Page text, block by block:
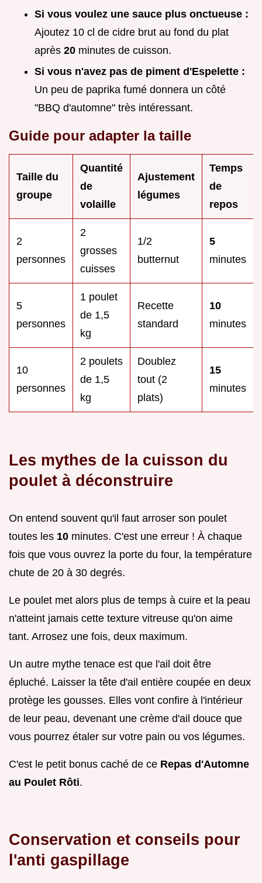
Si vous voulez une sauce plus onctueuse :
Ajoutez 10 cl de cidre brut au fond du plat
après 20 minutes de cuisson.
Si vous n'avez pas de piment d'Espelette :
Un peu de paprika fumé donnera un côté
"BBQ d'automne" très intéressant.
Guide pour adapter la taille
Taille du
groupe
Quantité
de
volaille
Ajustement
légumes
Temps
de
repos
2
personnes
2
grosses
cuisses
1/2
butternut
5
minutes
5
personnes
1 poulet
de 1,5
kg
Recette
standard
10
minutes
10
personnes
2 poulets
de 1,5
kg
Doublez
tout (2
plats)
15
minutes
Les mythes de la cuisson du
poulet à déconstruire
On entend souvent qu'il faut arroser son poulet
toutes les 10 minutes. C'est une erreur ! À chaque
fois que vous ouvrez la porte du four, la température
chute de 20 à 30 degrés.
Le poulet met alors plus de temps à cuire et la peau
n'atteint jamais cette texture vitreuse qu'on aime
tant. Arrosez une fois, deux maximum.
Un autre mythe tenace est que l'ail doit être
épluché. Laisser la tête d'ail entière coupée en deux
protège les gousses. Elles vont confire à l'intérieur
de leur peau, devenant une crème d'ail douce que
vous pourrez étaler sur votre pain ou vos légumes.
C'est le petit bonus caché de ce Repas d'Automne
au Poulet Rôti.
Conservation et conseils pour
l'anti gaspillage